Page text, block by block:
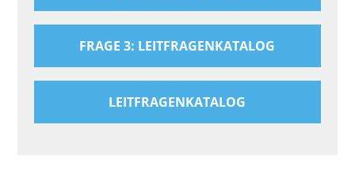
FRAGE 3: LEITFRAGENKATALOG
LEITFRAGENKATALOG